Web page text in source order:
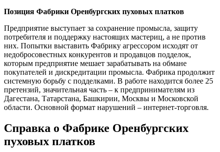
Позиция Фабрики Оренбургских пуховых платков
Предприятие выступает за сохранение промысла, защиту
потребителя и поддержку настоящих мастериц, а не против
них. Попытки выставить Фабрику агрессором исходят от
недобросовестных конкурентов и продавцов подделок,
которым предприятие мешает зарабатывать на обмане
покупателей и дискредитации промысла. Фабрика продолжит
системную борьбу с подделками. В работе находится более 25
претензий, значительная часть – к предпринимателям из
Дагестана, Татарстана, Башкирии, Москвы и Московской
области. Основной формат нарушений – интернет-торговля.
Справка о Фабрике Оренбургских
пуховых платков